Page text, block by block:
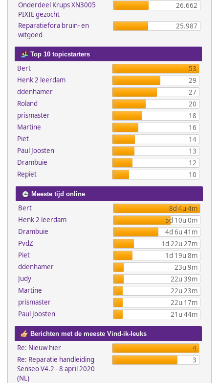
Onderdeel Krups XN3005
PIXIE gezocht
26.662
Reparatiefora bruin- en
witgoed
25.987
Top 10 topicstarters
Bert
53
Henk 2 leerdam
29
ddenhamer
27
Roland
20
prismaster
18
Martine
16
Piet
14
Paul Joosten
13
Drambuie
12
Repiet
10
Meeste tijd online
Bert
8d 4u 4m
Henk 2 leerdam
5d 10u 0m
Drambuie
4d 6u 41m
PvdZ
1d 22u 27m
Piet
1d 19u 8m
ddenhamer
23u 9m
Judy
22u 39m
Martine
22u 23m
prismaster
22u 17m
Paul Joosten
21u 44m
Berichten met de meeste Vind-ik-leuks
Re: Nieuw hier
4
Re: Reparatie handleiding
Senseo V4.2 - 8 april 2020
(NL)
3